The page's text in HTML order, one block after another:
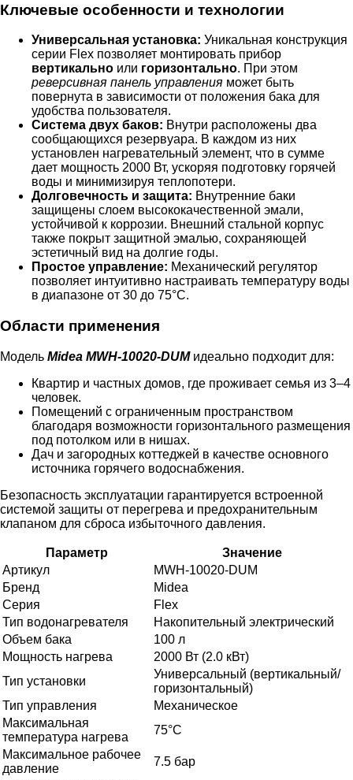
Ключевые особенности и технологии
Универсальная установка: Уникальная конструкция
серии Flex позволяет монтировать прибор
вертикально или горизонтально. При этом
реверсивная панель управления может быть
повернута в зависимости от положения бака для
удобства пользователя.
Система двух баков: Внутри расположены два
сообщающихся резервуара. В каждом из них
установлен нагревательный элемент, что в сумме
дает мощность 2000 Вт, ускоряя подготовку горячей
воды и минимизируя теплопотери.
Долговечность и защита: Внутренние баки
защищены слоем высококачественной эмали,
устойчивой к коррозии. Внешний стальной корпус
также покрыт защитной эмалью, сохраняющей
эстетичный вид на долгие годы.
Простое управление: Механический регулятор
позволяет интуитивно настраивать температуру воды
в диапазоне от 30 до 75°C.
Области применения
Модель Midea MWH-10020-DUMидеально подходит для:
Квартир и частных домов, где проживает семья из 3–4
человек.
Помещений с ограниченным пространством
благодаря возможности горизонтального размещения
под потолком или в нишах.
Дач и загородных коттеджей в качестве основного
источника горячего водоснабжения.
Безопасность эксплуатации гарантируется встроенной
системой защиты от перегрева и предохранительным
клапаном для сброса избыточного давления.
Параметр
Значение
Артикул
MWH-10020-DUM
Бренд
Midea
Серия
Flex
Тип водонагревателя
Накопительный электрический
Объем бака
100 л
Мощность нагрева
2000 Вт (2.0 кВт)
Тип установки
Универсальный (вертикальный/
горизонтальный)
Тип управления
Механическое
Максимальная
температура нагрева
75°C
Максимальное рабочее
давление
7.5 бар